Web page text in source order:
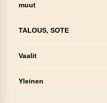
muut
TALOUS, SOTE
Vaalit
Yleinen